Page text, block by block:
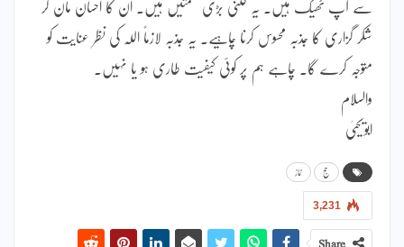
سے آپ ٹھیک ہیں۔ یہ کتنی بڑی نعمتیں ہیں۔ ان کا احسان مان کر
شکر گزاری کا جذبہ محسوس کرنا چاہیے۔ یہ جذبہ لازماً اللہ کی نظر عنایت کو
متوجہ کرے گا۔ چاہے ہم پر کوئی کیفیت طاری ہو یا نہیں۔
والسلام
ابویحییٰ
حج نماز
3,231
Share